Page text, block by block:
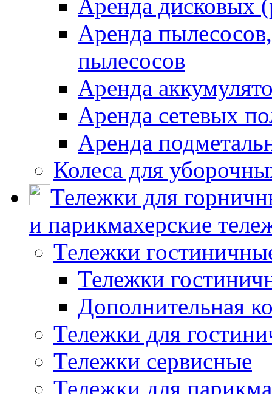
Аренда дисковых
Аренда
пылесосов
Аренда
Аренда сетевых
Аренда
Колеса для
Тележки для
и парикмахерские
Тележки
Тележки
Дополнительная
Тележки для
Тележки сервисные
Тележки для